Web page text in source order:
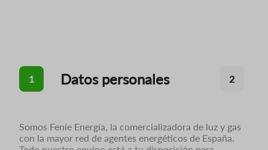
1 Datos personales 2
Somos Feníe Energía, la comercializadora de luz y gas
con la mayor red de agentes energéticos de España.